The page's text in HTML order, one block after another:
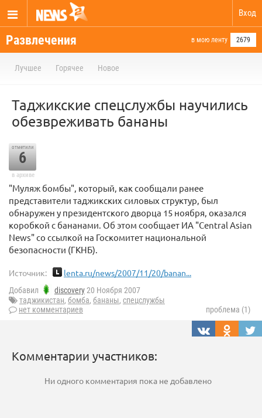
Вход
Развлечения в мою ленту 2679
Лучшее Горячее Новое
Таджикские спецслужбы научились
обезвреживать бананы
отметили
6
в архиве
"Муляж бомбы", который, как сообщали ранее
представители таджикских силовых структур, был
обнаружен у президентского дворца 15 ноября, оказался
коробкой с бананами. Об этом сообщает ИА "Central Asian
News" со ссылкой на Госкомитет национальной
безопасности (ГКНБ).
Источник: lenta.ru/news/2007/11/20/banan...
Добавил discovery20 Ноября 2007
таджикистан, бомба, бананы, спецслужбы
нет комментариев
проблема (1)
Комментарии участников:
Ни одного комментария пока не добавлено